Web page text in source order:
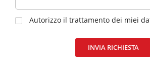
Autorizzo il trattamento dei miei
INVIA RICHIESTA